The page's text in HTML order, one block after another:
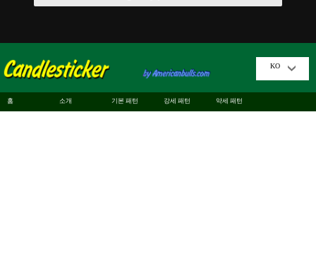
KO
홈 소개 기본 패턴 강세 패턴 약세 패턴